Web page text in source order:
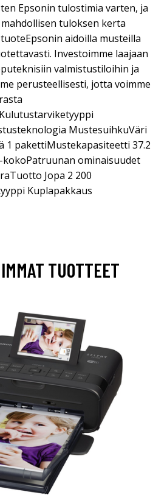
Epsonin tulostimia varten, ja
tuloksen kerta
aidoilla musteilla
Investoimme laajaan
valmistustiloihin ja
perusteellisesti, jotta voimme
MustesuihkuVäri
1 pakettiMustekapasiteetti 37.2
kokoPatruunan ominaisuudet
Jopa 2 200
Kuplapakkaus
TUOTTEET